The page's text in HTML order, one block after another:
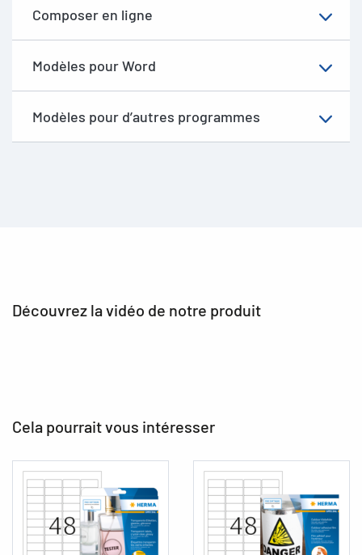
Composer en ligne
Modèles pour Word
Modèles pour d’autres programmes
Découvrez la vidéo de notre produit
Cela pourrait vous intéresser